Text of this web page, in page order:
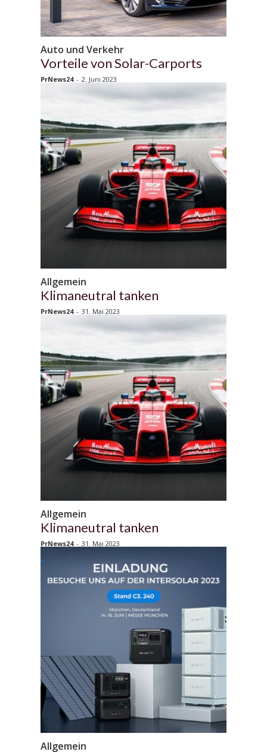
Auto und Verkehr
Vorteile von Solar-Carports
PrNews24 - 2. Juni 2023
Allgemein
Klimaneutral tanken
PrNews24 - 31. Mai 2023
Allgemein
Klimaneutral tanken
PrNews24 - 31. Mai 2023
Allgemein